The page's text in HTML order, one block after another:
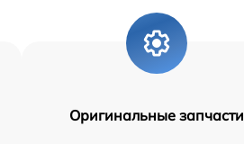
Оригинальные запчасти